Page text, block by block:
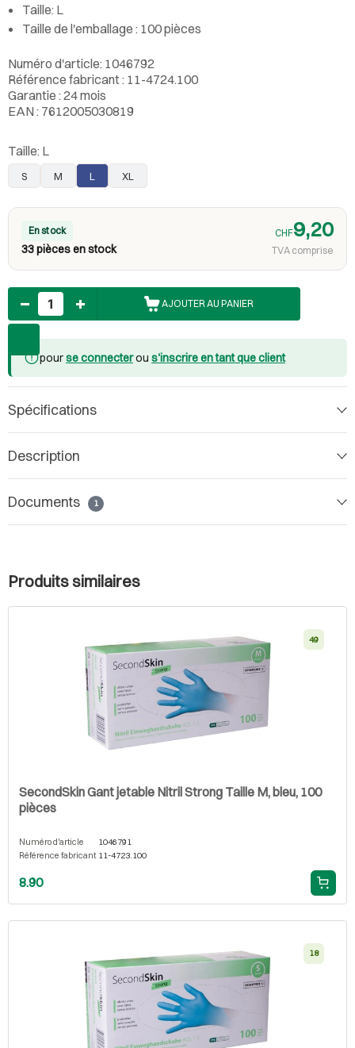
Taille: L
Taille de l'emballage : 100 pièces
Numéro d'article: 1046792
Référence fabricant : 11-4724.100
Garantie : 24 mois
EAN : 7612005030819
Taille: L
S M L XL
En stock
33 pièces en stock
CHF9,20
TVA comprise
Nombre
AJOUTER AU PANIER
pourse connecterou s'inscrire en tant que client
Spécifications
Description
Documents 1
Produits similaires
49
SecondSkin Gant jetable Nitril Strong Taille M, bleu, 100
pièces
Numéro d'article
1046791
Référence fabricant 11-4723.100
8.90
18